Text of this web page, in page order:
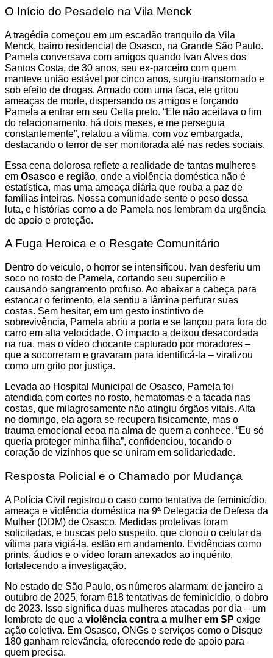
O Início do Pesadelo na Vila Menck
A tragédia começou em um escadão tranquilo da Vila
Menck, bairro residencial de Osasco, na Grande São Paulo.
Pamela conversava com amigos quando Ivan Alves dos
Santos Costa, de 30 anos, seu ex-parceiro com quem
manteve união estável por cinco anos, surgiu transtornado e
sob efeito de drogas. Armado com uma faca, ele gritou
ameaças de morte, dispersando os amigos e forçando
Pamela a entrar em seu Celta preto. “Ele não aceitava o fim
do relacionamento, há dois meses, e me perseguia
constantemente”, relatou a vítima, com voz embargada,
destacando o terror de ser monitorada até nas redes sociais.
Essa cena dolorosa reflete a realidade de tantas mulheres
em Osasco e região, onde a violência doméstica não é
estatística, mas uma ameaça diária que rouba a paz de
famílias inteiras. Nossa comunidade sente o peso dessa
luta, e histórias como a de Pamela nos lembram da urgência
de apoio e proteção.
A Fuga Heroica e o Resgate Comunitário
Dentro do veículo, o horror se intensificou. Ivan desferiu um
soco no rosto de Pamela, cortando seu supercílio e
causando sangramento profuso. Ao abaixar a cabeça para
estancar o ferimento, ela sentiu a lâmina perfurar suas
costas. Sem hesitar, em um gesto instintivo de
sobrevivência, Pamela abriu a porta e se lançou para fora do
carro em alta velocidade. O impacto a deixou desacordada
na rua, mas o vídeo chocante capturado por moradores –
que a socorreram e gravaram para identificá-la – viralizou
como um grito por justiça.
Levada ao Hospital Municipal de Osasco, Pamela foi
atendida com cortes no rosto, hematomas e a facada nas
costas, que milagrosamente não atingiu órgãos vitais. Alta
no domingo, ela agora se recupera fisicamente, mas o
trauma emocional ecoa na alma de quem a conhece. “Eu só
queria proteger minha filha”, confidenciou, tocando o
coração de vizinhos que se uniram em solidariedade.
Resposta Policial e o Chamado por Mudança
A Polícia Civil registrou o caso como tentativa de feminicídio,
ameaça e violência doméstica na 9ª Delegacia de Defesa da
Mulher (DDM) de Osasco. Medidas protetivas foram
solicitadas, e buscas pelo suspeito, que clonou o celular da
vítima para vigiá-la, estão em andamento. Evidências como
prints, áudios e o vídeo foram anexados ao inquérito,
fortalecendo a investigação.
No estado de São Paulo, os números alarmam: de janeiro a
outubro de 2025, foram 618 tentativas de feminicídio, o dobro
de 2023. Isso significa duas mulheres atacadas por dia – um
lembrete de que a violência contra a mulher em SP exige
ação coletiva. Em Osasco, ONGs e serviços como o Disque
180 ganham relevância, oferecendo rede de apoio para
quem precisa.